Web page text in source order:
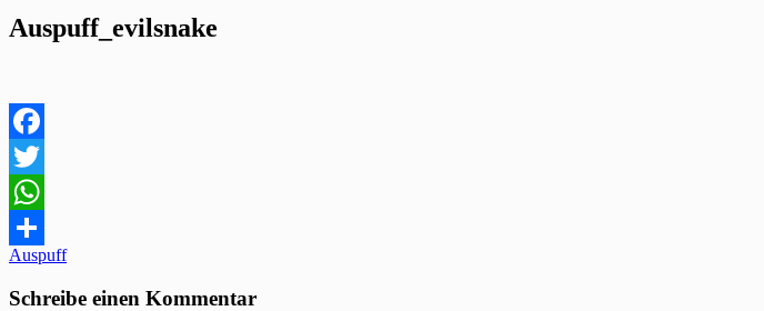
Auspuff_evilsnake
Facebook
Twitter
WhatsApp
Teilen
Beitragsnavigation
Auspuff
Schreibe einen Kommentar